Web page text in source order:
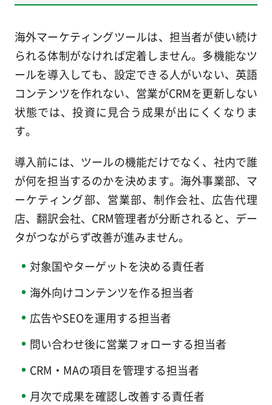
海外マーケティングツールは、担当者が使い続け
られる体制がなければ定着しません。多機能なツ
ールを導入しても、設定できる人がいない、英語
コンテンツを作れない、営業がCRMを更新しない
状態では、投資に見合う成果が出にくくなりま
す。
導入前には、ツールの機能だけでなく、社内で誰
が何を担当するのかを決めます。海外事業部、マ
ーケティング部、営業部、制作会社、広告代理
店、翻訳会社、CRM管理者が分断されると、デー
タがつながらず改善が進みません。
対象国やターゲットを決める責任者
海外向けコンテンツを作る担当者
広告やSEOを運用する担当者
問い合わせ後に営業フォローする担当者
CRM・MAの項目を管理する担当者
月次で成果を確認し改善する責任者